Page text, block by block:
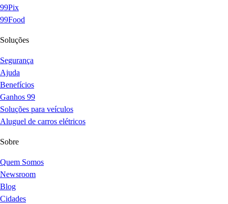
99Pix
99Food
Soluções
Segurança
Ajuda
Benefícios
Ganhos 99
Soluções para veículos
Aluguel de carros elétricos
Sobre
Quem Somos
Newsroom
Blog
Cidades